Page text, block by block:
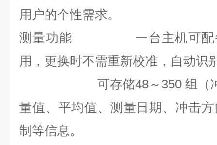
用户的个性需求。
测量功能
一台主机可
用，更换时不需重新校准，自动识
可存储48～ 350 组（
量值、平均值、测量日期、冲击
制等信息。